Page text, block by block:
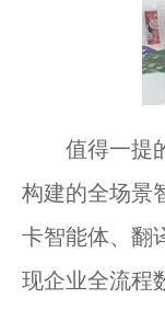
值得一提的
构建的全场景
卡智能体、翻
现企业全流程